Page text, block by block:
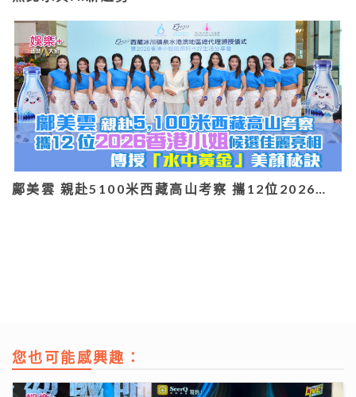
鄺美雲 親赴5100米西藏高山考察 攜12位2026…
您也可能感興趣：